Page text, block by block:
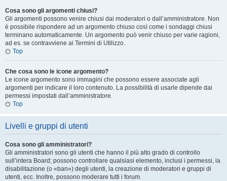
Cosa sono gli argomenti chiusi?
Gli argomenti possono venire chiusi dai moderatori o dall’amministratore. Non
è possibile rispondere ad un argomento chiuso così come i sondaggi chiusi
terminano automaticamente. Un argomento può venir chiuso per varie ragioni,
ad es. se contravviene ai Termini di Utilizzo.
Top
Che cosa sono le icone argomento?
Le icone argomento sono immagini che possono essere associate agli
argomenti per indicare il loro contenuto. La possibilità di usarle dipende dai
permessi impostati dall’amministratore.
Top
Livelli e gruppi di utenti
Cosa sono gli amministratori?
Gli amministratori sono gli utenti che hanno il più alto grado di controllo
sull’intera Board; possono controllare qualsiasi elemento, inclusi i permessi, la
disabilitazione (o «ban») degli utenti, la creazione di moderatori e gruppi di
utenti, ecc. Inoltre, possono moderare tutti i forum.